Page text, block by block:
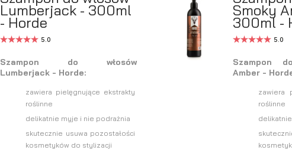
Lumberjack - 300ml
- Horde
5.0
Szampon do włosów
Lumberjack - Horde:
zawiera pielęgnujące ekstrakty
roślinne
delikatnie myje i nie podrażnia
skutecznie usuwa pozostałości
kosmetyków do stylizacji
Smoky
300ml -
5.0
Szampon
Amber -
zawiera
roślinne